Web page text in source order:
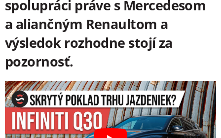
spolupráci práve s Mercedesom
a aliančným Renaultom a
výsledok rozhodne stojí za
pozornosť.